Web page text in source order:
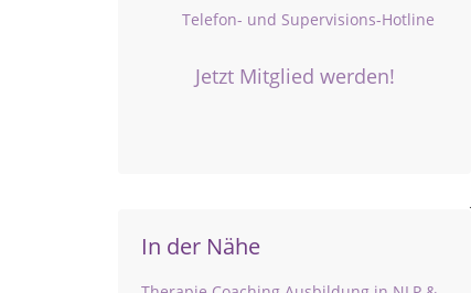
Telefon- und Supervisions-Hotline
Jetzt Mitglied werden!
In der Nähe